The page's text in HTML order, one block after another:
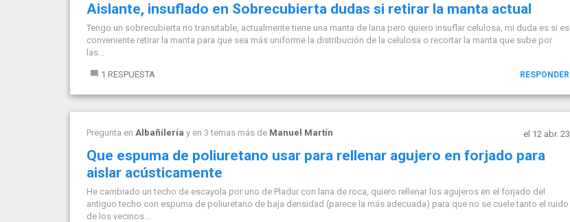
Aislante, insuflado en Sobrecubierta dudas si retirar la manta actual
Tengo un sobrecubierta no transitable, actualmente tiene una manta de lana pero quiero insuflar celulosa, mi duda es si es
conveniente retirar la manta para que sea más uniforme la distribución de la celulosa o recortar la manta que sube por
las...
1 RESPUESTA RESPONDER
Pregunta en Albañilería y en 3 temas más de Manuel Martín el 12 abr. 23
Que espuma de poliuretano usar para rellenar agujero en forjado para
aislar acústicamente
He cambiado un techo de escayola por uno de Pladur con lana de roca, quiero rellenar los agujeros en el forjado del
antiguo techo con espuma de poliuretano de baja densidad (parece la más adecuada) para que no se cuele tanto el ruido
de los vecinos...